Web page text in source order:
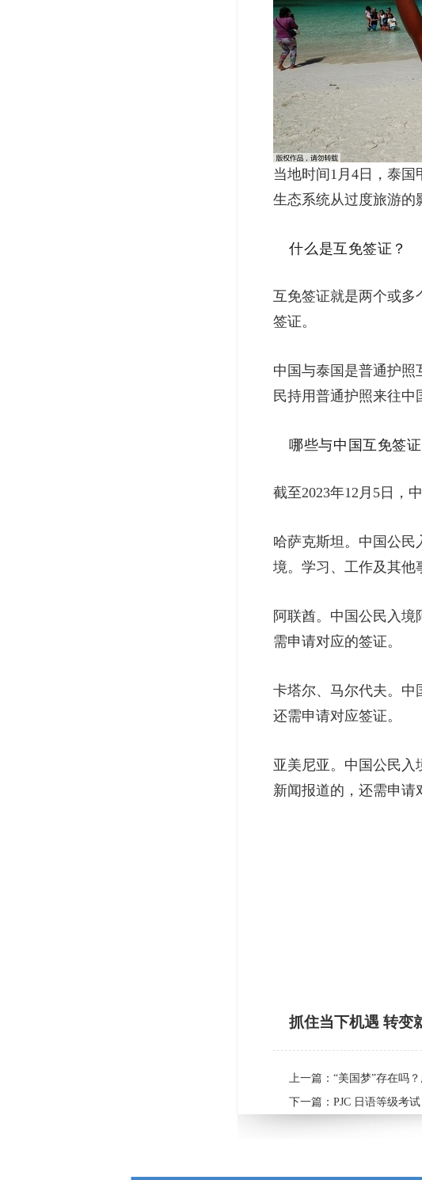
当地时间1月4日，泰
生态系统从过度旅游的
什么是互免签证？
互免签证就是两个或多
签证。
中国与泰国是普通护
民持用普通护照来往中
哪些与中国互免签证
截至2023年12月5日，
哈萨克斯坦。中国公民
境。学习、工作及其他
阿联酋。中国公民入
需申请对应的签证。
卡塔尔、马尔代夫。中
还需申请对应签证。
亚美尼亚。中国公民入
新闻报道的，还需申请
抓住当下机遇 转变
上一篇： “美国梦”存在吗
下一篇： PJC 日语等级考